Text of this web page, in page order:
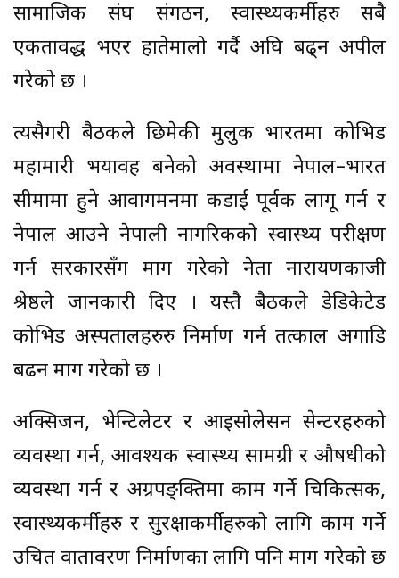
सामाजिक संघ संगठन, स्वास्थ्यकर्मीहरु सबै
एकतावद्ध भएर हातेमालो गर्दै अघि बढ्न अपील
गरेको छ ।
त्यसैगरी बैठकले छिमेकी मुलुक भारतमा कोभिड
महामारी भयावह बनेको अवस्थामा नेपाल–भारत
सीमामा हुने आवागमनमा कडाई पूर्वक लागू गर्न र
नेपाल आउने नेपाली नागरिकको स्वास्थ्य परीक्षण
गर्न सरकारसँग माग गरेको नेता नारायणकाजी
श्रेष्ठले जानकारी दिए । यस्तै बैठकले डेडिकेटेड
कोभिड अस्पतालहरुरु निर्माण गर्न तत्काल अगाडि
बढन माग गरेको छ ।
अक्सिजन, भेन्टिलेटर र आइसोलेसन सेन्टरहरुको
व्यवस्था गर्न, आवश्यक स्वास्थ्य सामग्री र औषधीको
व्यवस्था गर्न र अग्रपङ्क्तिमा काम गर्ने चिकित्सक,
स्वास्थ्यकर्मीहरु र सुरक्षाकर्मीहरुको लागि काम गर्ने
उचित वातावरण निर्माणका लागि पनि माग गरेको छ